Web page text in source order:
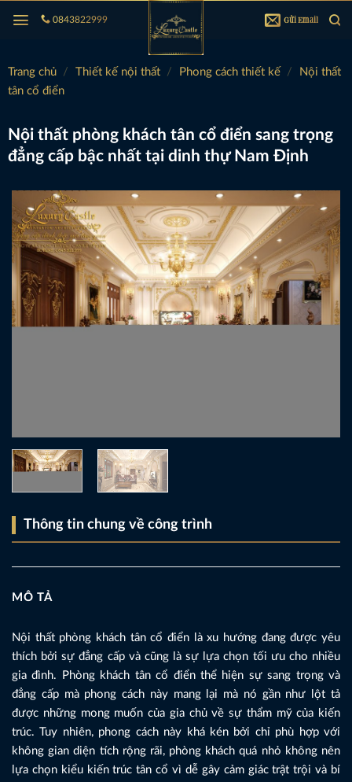
qua
dung
0843822999 Gửi Email
Trang chủ / Thiết kế nội thất / Phong cách thiết kế /
Nội thất
tân cổ điển
Nội thất phòng khách tân cổ điển sang trọng
đẳng cấp bậc nhất tại dinh thự Nam Định
Thông tin chung về công trình
MÔ TẢ
Nội thất phòng khách tân cổ điển là xu hướng đang được yêu
thích bởi sự đẳng cấp và cũng là sự lựa chọn tối ưu cho nhiều
gia đình. Phòng khách tân cổ điển thể hiện sự sang trọng và
đẳng cấp mà phong cách này mang lại mà nó gần như lột tả
được những mong muốn của gia chủ về sự thẩm mỹ của kiến
trúc. Tuy nhiên, phong cách này khá kén bởi chỉ phù hợp với
không gian diện tích rộng rãi, phòng khách quá nhỏ không nên
lựa chọn kiểu kiến trúc tân cổ vì dễ gây cảm giác trật trội và bí